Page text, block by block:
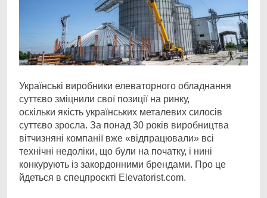
Українські виробники елеваторного обладнання
суттєво зміцнили свої позиції на ринку,
оскільки якість українських металевих силосів
суттєво зросла. За понад 30 років виробництва
вітчизняні компанії вже «відпрацювали» всі
технічні недоліки, що були на початку, і нині
конкурують із закордонними брендами. Про це
йдеться в спецпроєкті Elevatorist.com.